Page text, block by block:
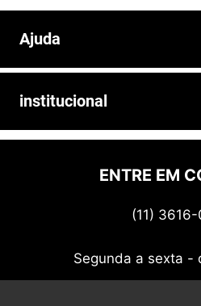
personalizado, com equipe de
Somos a solução ideal para quem
Ajuda
Prazos e entregas
institucional
Quem somos
Politica de privacidade
ENTRE EM
(11) 3616-
Segunda a sexta -